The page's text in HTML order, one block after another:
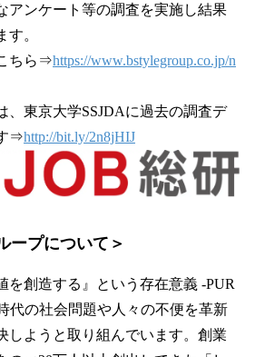
アンケート等の調査を実施し結果
す。
ちら⇒https://www.bstylegroup.co.jp/n
東京大学SSJDAに過去の調査デ
⇒http://bit.ly/2n8jHIJ
ープについて＞
を創造する』という存在意義 -PUR
代の社会問題や人々の不便を革新
しようと取り組んでいます。創業